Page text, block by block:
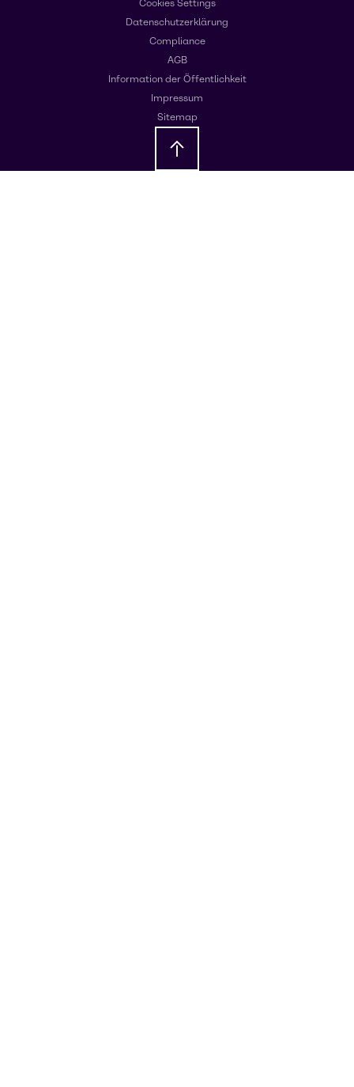
Cookies Settings
Datenschutzerklärung
Compliance
AGB
Information der Öffentlichkeit
Impressum
Sitemap